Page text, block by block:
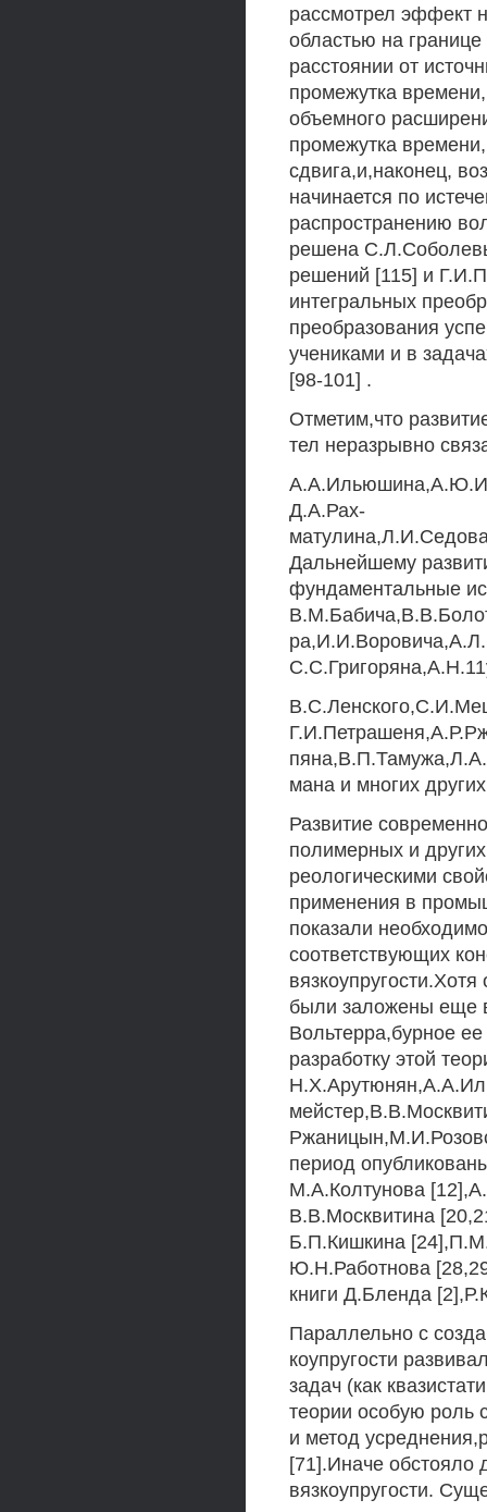
рассмотрел эффект
областью на
расстоянии от
промежутка
объемного
промежутка
сдвига,и,наконец,
начинается по
распространению
решена
решений [115] и
интегральных
преобразования
учениками и в
[98-101] .
Отметим,что
тел неразрывно
Д.А.Рах-
Дальнейшему
фундаментальные
мана и многих
Развитие
полимерных и
реологическими
применения в
показали
соответствующих
были заложены еще
Вольтерра,бурное
разработку этой
период
М.А.Колтунова
В.В.Москвитина
Б.П.Кишкина
Ю.Н.Работнова
книги Д.Бленда
Параллельно с
коупругости
задач (как
теории особую роль
и метод
[71].Иначе обстояло
вязкоупругости.